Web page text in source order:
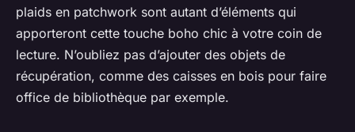
plaids en patchwork sont autant d’éléments qui
apporteront cette touche boho chic à votre coin de
lecture. N’oubliez pas d’ajouter des objets de
récupération, comme des caisses en bois pour faire
office de bibliothèque par exemple.